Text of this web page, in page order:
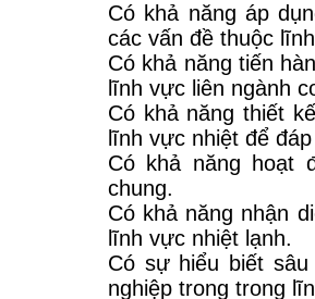
Có khả năng áp
các vấn đề thuộc
Có khả năng tiến
lĩnh vực liên ngành
Có khả năng thiết
lĩnh vực nhiệt để
Có khả năng hoạt
chung.
Có khả năng nhận
lĩnh vực nhiệt lạnh.
Có sự hiểu biết
nghiệp trong trong